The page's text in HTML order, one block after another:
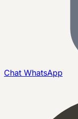
Chat WhatsApp